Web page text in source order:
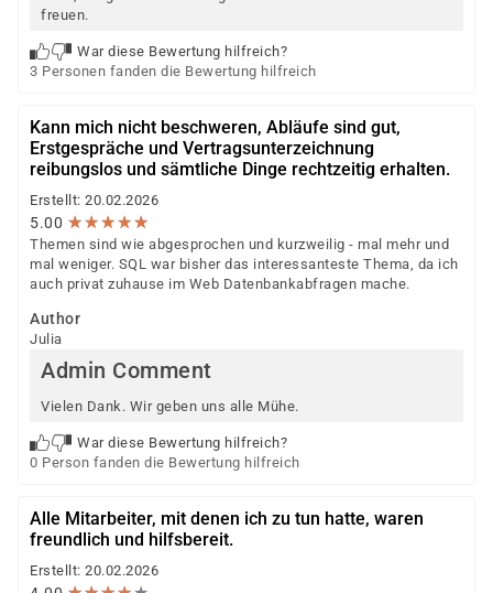
freuen.
War diese Bewertung hilfreich?
3 Personen fanden die Bewertung hilfreich
Kann mich nicht beschweren, Abläufe sind gut,
Erstgespräche und Vertragsunterzeichnung
reibungslos und sämtliche Dinge rechtzeitig erhalten.
Erstellt: 20.02.2026
5.00 ★★★★★
★★★★★
Themen sind wie abgesprochen und kurzweilig - mal mehr und
mal weniger. SQL war bisher das interessanteste Thema, da ich
auch privat zuhause im Web Datenbankabfragen mache.
Author
Julia
Admin Comment
Vielen Dank. Wir geben uns alle Mühe.
War diese Bewertung hilfreich?
0 Person fanden die Bewertung hilfreich
Alle Mitarbeiter, mit denen ich zu tun hatte, waren
freundlich und hilfsbereit.
Erstellt: 20.02.2026